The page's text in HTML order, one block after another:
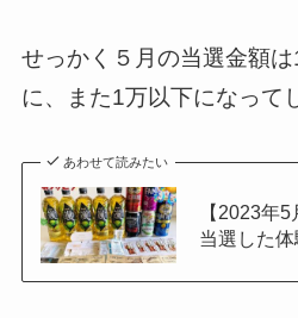
せっかく５月の当選金額
に、また1万以下になって
あわせて読みたい
【2023年
当選した体